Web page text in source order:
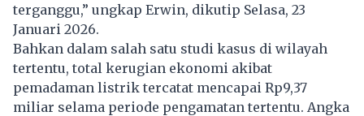
terganggu,” ungkap Erwin, dikutip Selasa, 23
Januari 2026.
Bahkan dalam salah satu studi kasus di wilayah
tertentu, total kerugian ekonomi akibat
pemadaman listrik tercatat mencapai Rp9,37
miliar selama periode pengamatan tertentu. Angka